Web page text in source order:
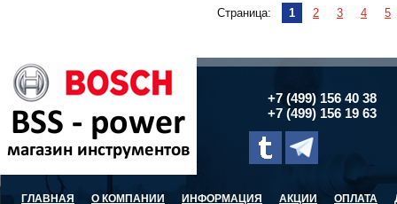
Страница: 1 2 3 4 5
+7 (499) 156 40 38
+7 (499) 156 19 63
ГЛАВНАЯ О КОМПАНИИ ИНФОРМАЦИЯ АКЦИИ ОПЛАТА